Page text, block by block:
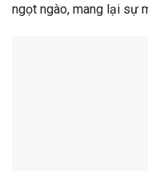
ngọt ngào, mang lại sự